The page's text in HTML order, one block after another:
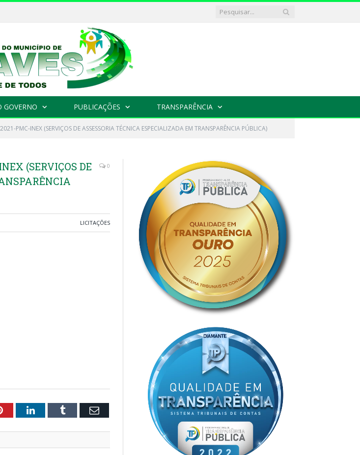
GOVERNO PUBLICAÇÕES TRANSPARÊNCIA
PMC-INEX (SERVIÇOS DE ASSESSORIA TÉCNICA ESPECIALIZADA EM TRANSPARÊNCIA PÚBLICA)
(SERVIÇOS DE
0
LICITAÇÕES
PinterestLinkedInTumblr Email